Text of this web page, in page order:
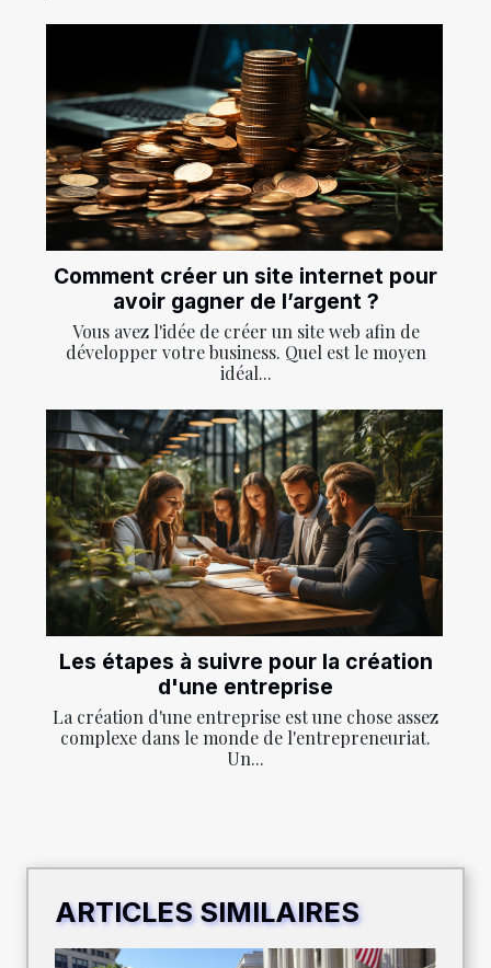
Comment créer un site internet pour
avoir gagner de l’argent ?
Vous avez l'idée de créer un site web afin de
développer votre business. Quel est le moyen
idéal...
Les étapes à suivre pour la création
d'une entreprise
La création d'une entreprise est une chose assez
complexe dans le monde de l'entrepreneuriat.
Un...
ARTICLES SIMILAIRES